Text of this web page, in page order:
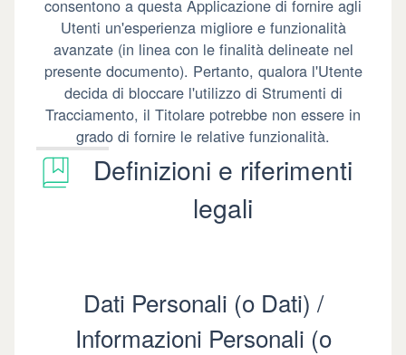
consentono a questa Applicazione di fornire agli
Utenti un'esperienza migliore e funzionalità
avanzate (in linea con le finalità delineate nel
presente documento). Pertanto, qualora l'Utente
decida di bloccare l'utilizzo di Strumenti di
Tracciamento, il Titolare potrebbe non essere in
grado di fornire le relative funzionalità.
Definizioni e riferimenti
legali
Dati Personali (o Dati) /
Informazioni Personali (o